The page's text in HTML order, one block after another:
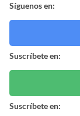
Síguenos en:
Suscríbete en:
Suscríbete en: